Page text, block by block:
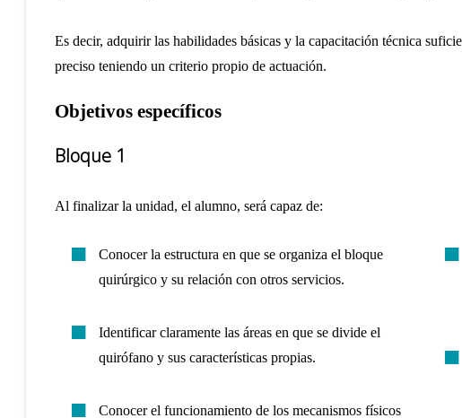
Es decir, adquirir las habilidades básicas y la capacitación técnica
preciso teniendo un criterio propio de actuación.
Objetivos específicos
Bloque 1
Al finalizar la unidad, el alumno, será capaz de:
Conocer la estructura en que se organiza el bloque
quirúrgico y su relación con otros servicios.
Identificar claramente las áreas en que se divide el
quirófano y sus características propias.
Conocer el funcionamiento de los mecanismos físicos